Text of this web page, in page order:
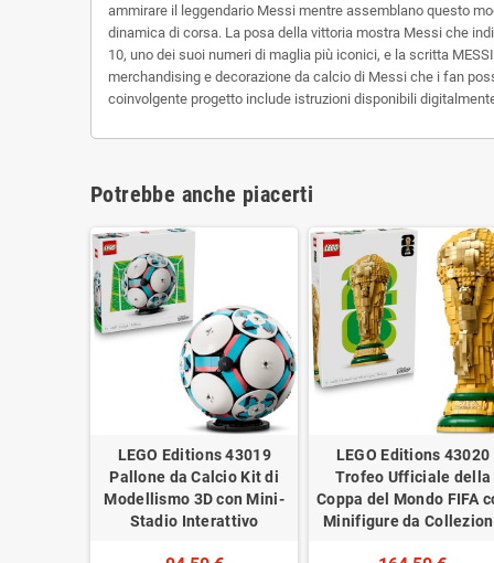
ammirare il leggendario Messi mentre assemblano questo
dinamica di corsa. La posa della vittoria mostra Messi che
10, uno dei suoi numeri di maglia più iconici, e la scritta
merchandising e decorazione da calcio di Messi che i fan
coinvolgente progetto include istruzioni disponibili
Potrebbe anche piacerti
LEGO Editions 43019
Pallone da Calcio Kit di
Modellismo 3D con Mini-
Stadio Interattivo
LEGO Editions 43020
Trofeo Ufficiale della
Coppa del Mondo FIFA
Minifigure da